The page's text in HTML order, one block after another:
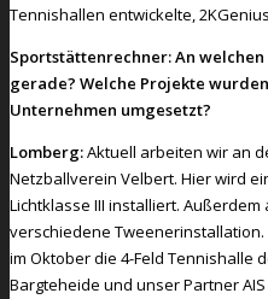
Tennishallen entwickelte,
Sportstättenrechner: An
gerade? Welche Projekte
Unternehmen umgesetzt?
Lomberg:Aktuell arbeiten wir an
Netzballverein Velbert. Hier wird
Lichtklasse III installiert.
verschiedene
im Oktober die 4-Feld Tennishalle
Bargteheide und unser Partner